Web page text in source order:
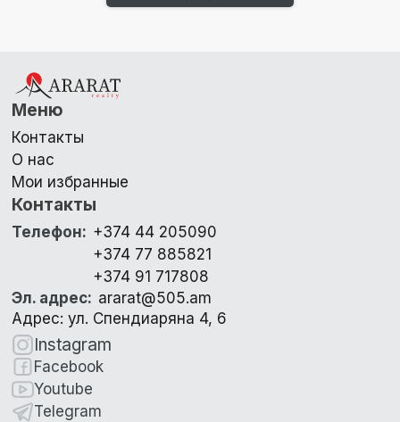
Меню
Контакты
О нас
Мои избранные
Контакты
Телефон: +374 44 205090
+374 77 885821
+374 91 717808
Эл. адрес: ararat@505.am
Адрес: ул. Спендиаряна 4, 6
Instagram
Facebook
Youtube
Telegram